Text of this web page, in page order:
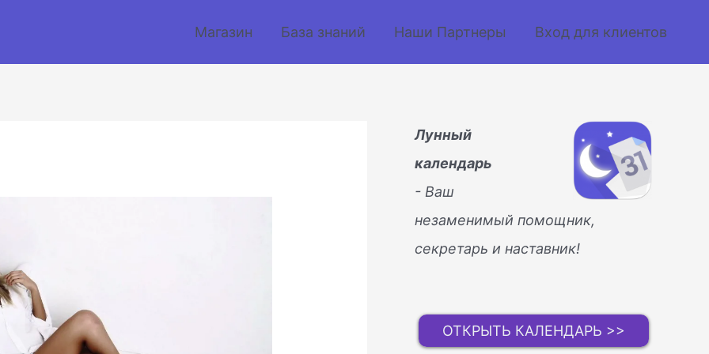
Магазин База знаний Наши Партнеры Вход для клиентов
Лунный
календарь
- Ваш
незаменимый помощник,
секретарь и наставник!
ОТКРЫТЬ КАЛЕНДАРЬ >>